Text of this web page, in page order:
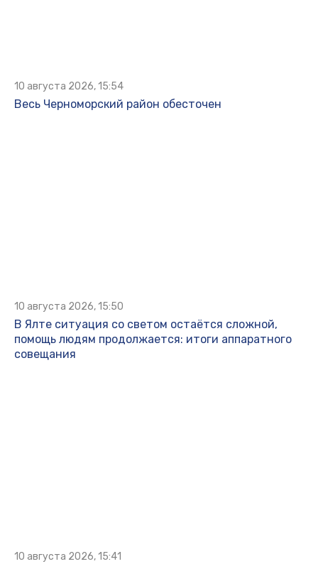
10 августа 2026, 15:54
Весь Черноморский район обесточен
10 августа 2026, 15:50
В Ялте ситуация со светом остаётся сложной,
помощь людям продолжается: итоги аппаратного
совещания
10 августа 2026, 15:41